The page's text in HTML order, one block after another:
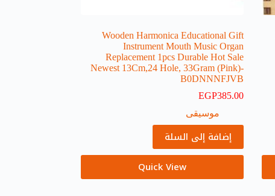
Wooden Harmonica Educational Gift
Instrument Mouth Music Organ
Replacement 1pcs Durable Hot Sale
Newest 13Cm,24 Hole, 33Gram (Pink)-
B0DNNNFJVB
EGP385.00
موسيقى
إضافة إلى السلة
Quick View